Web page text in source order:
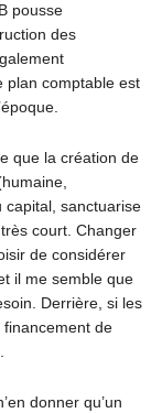
pousse
des
plan comptable est
que la création de
capital, sanctuarise
court. Changer
de considérer
il me semble que
Derrière, si les
de
donner qu’un